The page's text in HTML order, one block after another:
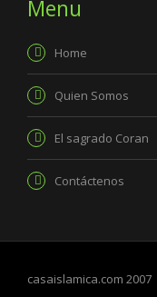
Menu
Home
Quien Somos
El sagrado Coran
Contáctenos
casaislamica.com 2007